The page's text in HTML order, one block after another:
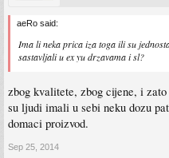
aeRo said:
Ima li neka prica iza toga ili su
sastavljali u ex yu drzavama i sl?
zbog kvalitete, zbog cijene, i
su ljudi imali u sebi neku dozu
domaci proizvod.
Sep 25, 2014